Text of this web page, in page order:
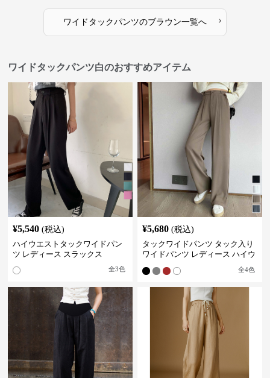
ワイドタックパンツのブラウン一覧へ ›
ワイドタックパンツ白のおすすめアイテム
¥5,540 (税込)
ハイウエストタックワイドパン
ツ レディース スラックス
全3色
¥5,680 (税込)
タックワイドパンツ タック入り
ワイドパンツ レディース ハイウ
全4色